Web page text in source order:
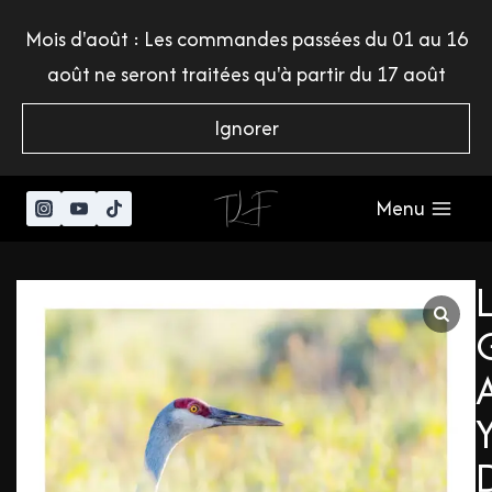
Mois d'août : Les commandes passées du 01 au 16
août ne seront traitées qu'à partir du 17 août
Ignorer
Menu